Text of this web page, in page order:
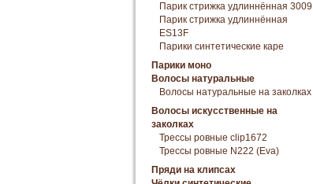
Парик стрижка удлиннённая 3009
Парик стрижка удлиннённая
ES13F
Парики синтетические каре
Парики моно
Волосы натуральные
Волосы натуральные на заколках
Волосы искусственные на
заколках
Трессы ровные clip1672
Трессы ровные N222 (Eva)
Пряди на клипсах